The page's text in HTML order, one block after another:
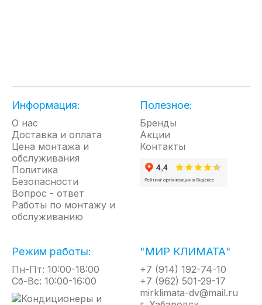
как мойку с умывальником, так и позволит Вам
Конструкция
Водонагреватель может обеспечить горячей водой
несколько точек водоразбора.
Прибор включается/выключается автоматически
при открытии/закрытии водопроводного крана.
Интеллектуальная система управления
температуру нагрева воды в диапазоне 30° - 60°С.
Перегрев водонагревателя исключен благодаря
установленному датчику защиты.
Прибор оснащен мощным нержавеющим
Информация:
О нас
Доставка и оплата
Цена монтажа и
обслуживания
Политика
Безопасности
Вопрос - ответ
Работы по монтажу и
обслуживанию
Полезное:
Бренды
Акции
Контакты
Режим работы:
Пн-Пт: 10:00-18:00
Сб-Вс: 10:00-16:00
"МИР КЛИМАТА"
+7 (914) 192-74-10
+7 (962) 501-29-17
mirklimata-dv@mail.ru